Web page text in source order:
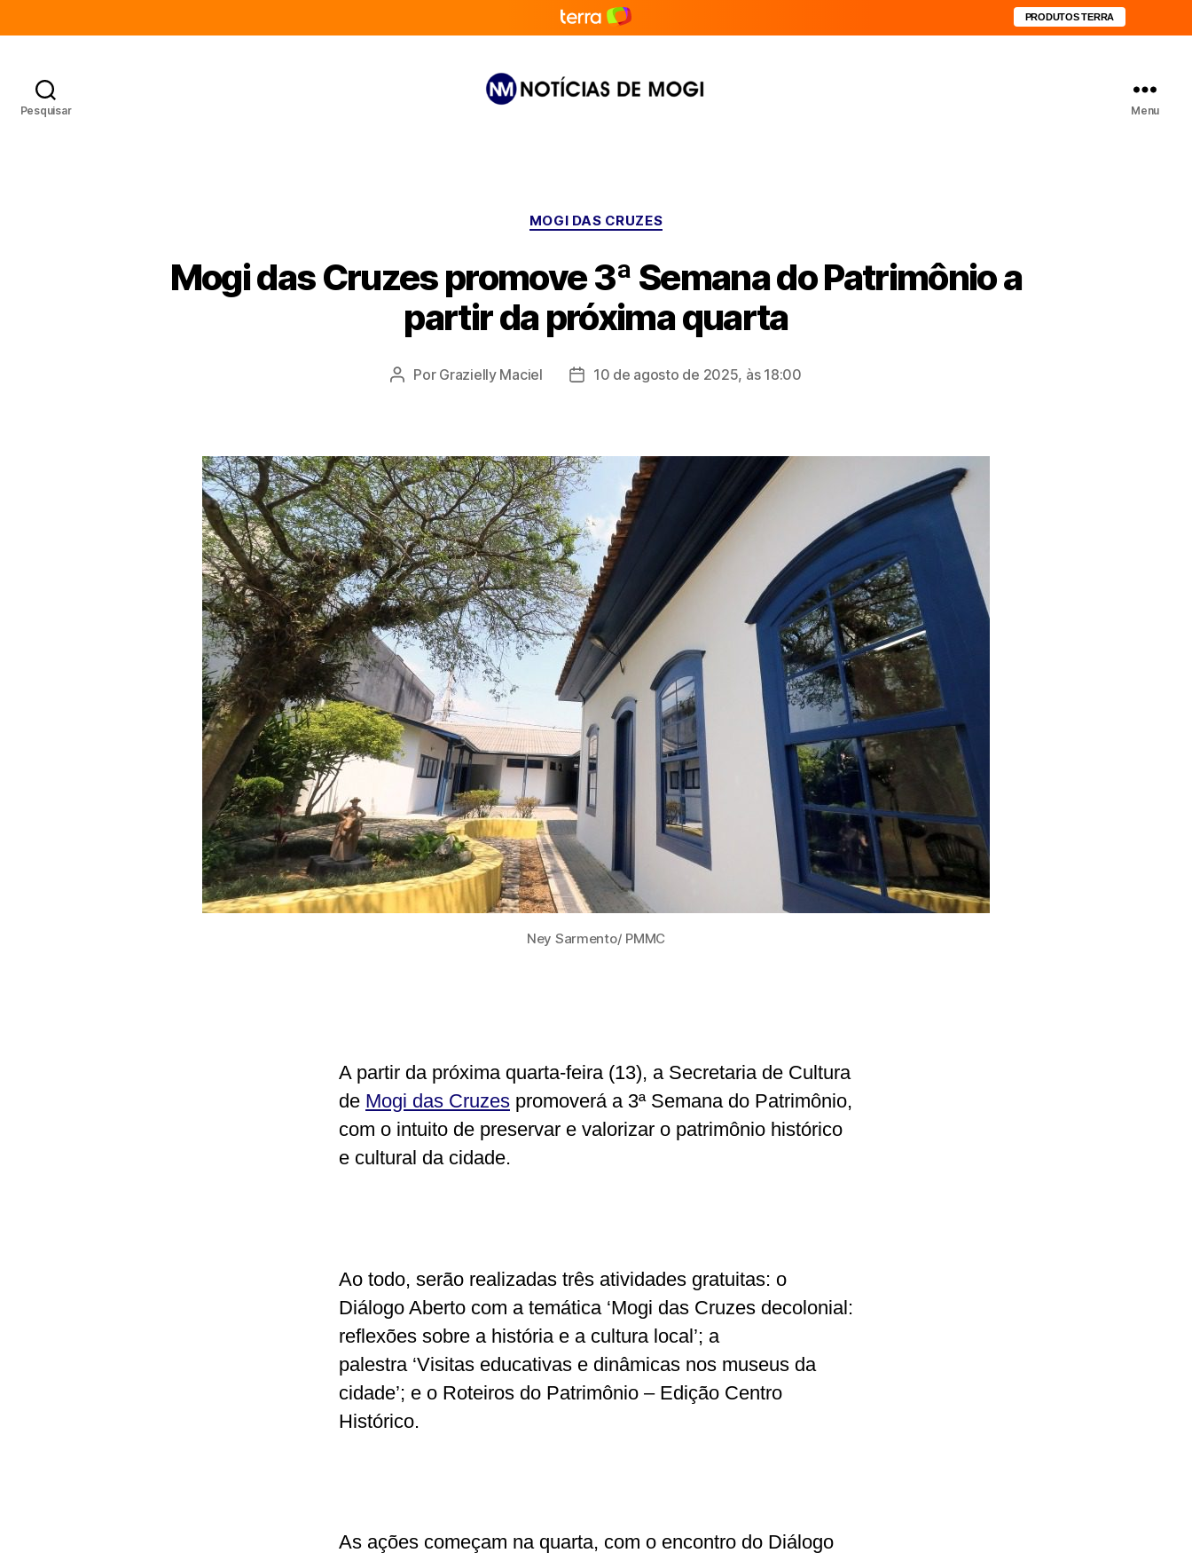
PRODUTOS TERRA
Pesquisar Menu
Categorias
MOGI DAS CRUZES
Mogi das Cruzes promove 3ª Semana do Patrimônio a
partir da próxima quarta
Autor
Por Grazielly Maciel
Data10 de agosto de 2025, às 18:00
Ney Sarmento/ PMMC
A partir da próxima quarta-feira (13), a Secretaria de Cultura
de Mogi das Cruzes promoverá a 3ª Semana do Patrimônio,
com o intuito de preservar e valorizar o patrimônio histórico
e cultural da cidade.
Ao todo, serão realizadas três atividades gratuitas: o
Diálogo Aberto com a temática ‘Mogi das Cruzes decolonial:
reflexões sobre a história e a cultura local’; a
palestra ‘Visitas educativas e dinâmicas nos museus da
cidade’; e o Roteiros do Patrimônio – Edição Centro
Histórico.
As ações começam na quarta, com o encontro do Diálogo